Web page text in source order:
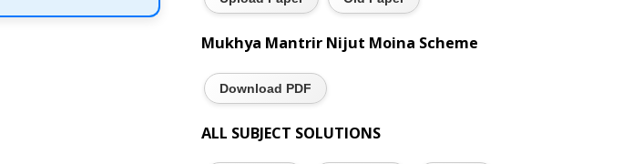
Mukhya Mantrir Nijut Moina Scheme
Download PDF
ALL SUBJECT SOLUTIONS